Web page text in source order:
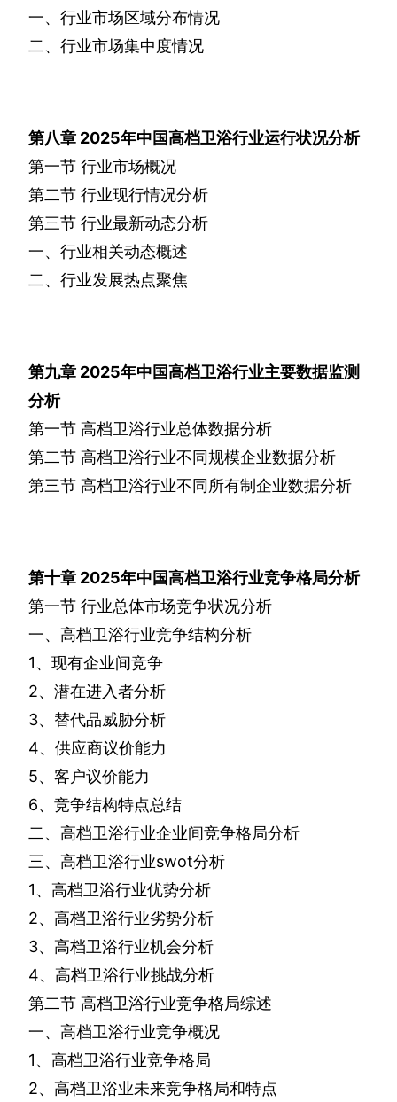
一、行业市场区域分布情况
二、行业市场集中度情况
第八章 2025年中国高档卫浴行业运行状况分析
第一节 行业市场概况
第二节 行业现行情况分析
第三节 行业最新动态分析
一、行业相关动态概述
二、行业发展热点聚焦
第九章 2025年中国高档卫浴行业主要数据监测
分析
第一节 高档卫浴行业总体数据分析
第二节 高档卫浴行业不同规模企业数据分析
第三节 高档卫浴行业不同所有制企业数据分析
第十章 2025年中国高档卫浴行业竞争格局分析
第一节 行业总体市场竞争状况分析
一、高档卫浴行业竞争结构分析
1、现有企业间竞争
2、潜在进入者分析
3、替代品威胁分析
4、供应商议价能力
5、客户议价能力
6、竞争结构特点总结
二、高档卫浴行业企业间竞争格局分析
三、高档卫浴行业swot分析
1、高档卫浴行业优势分析
2、高档卫浴行业劣势分析
3、高档卫浴行业机会分析
4、高档卫浴行业挑战分析
第二节 高档卫浴行业竞争格局综述
一、高档卫浴行业竞争概况
1、高档卫浴行业竞争格局
2、高档卫浴业未来竞争格局和特点